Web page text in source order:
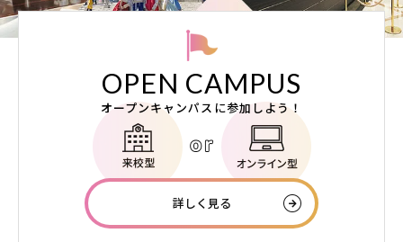
OPEN CAMPUS
オープンキャンパスに参加しよう！
詳しく見る